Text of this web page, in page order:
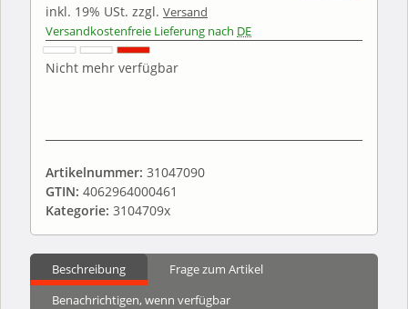
inkl. 19% USt. zzgl. Versand
Versandkostenfreie Lieferung nach DE
Nicht mehr verfügbar
Artikelnummer: 31047090
GTIN: 4062964000461
Kategorie: 3104709x
Beschreibung
Frage zum Artikel
Benachrichtigen, wenn verfügbar